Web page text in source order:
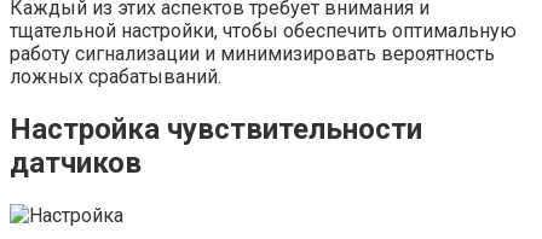
Каждый из этих аспектов требует внимания и
тщательной настройки, чтобы обеспечить оптимальную
работу сигнализации и минимизировать вероятность
ложных срабатываний.
Настройка чувствительности
датчиков